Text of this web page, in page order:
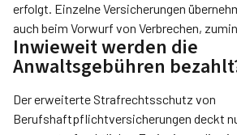
erfolgt. Einzelne Versicherungen
auch beim Vorwurf von Verbrechen,
Inwieweit werden die
Anwaltsgebühren
Der erweiterte Strafrechtsschutz von
Berufshaftpflichtversicherungen deckt